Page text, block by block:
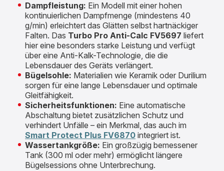
Dampfleistung: Ein Modell mit einer hohen
kontinuierlichen Dampfmenge (mindestens 40
g/min) erleichtert das Glätten selbst hartnäckiger
Falten. Das Turbo Pro Anti-Calc FV5697 liefert
hier eine besonders starke Leistung und verfügt
über eine Anti-Kalk-Technologie, die die
Lebensdauer des Geräts verlängert.
Bügelsohle: Materialien wie Keramik oder Durilium
sorgen für eine lange Lebensdauer und optimale
Gleitfähigkeit.
Sicherheitsfunktionen: Eine automatische
Abschaltung bietet zusätzlichen Schutz und
verhindert Unfälle – ein Merkmal, das auch im
Smart Protect Plus FV6870 integriert ist.
Wassertankgröße: Ein großzügig bemessener
Tank (300 ml oder mehr) ermöglicht längere
Bügelsessions ohne Unterbrechung.